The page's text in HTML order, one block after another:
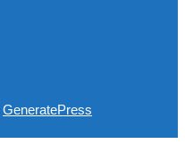
GeneratePress